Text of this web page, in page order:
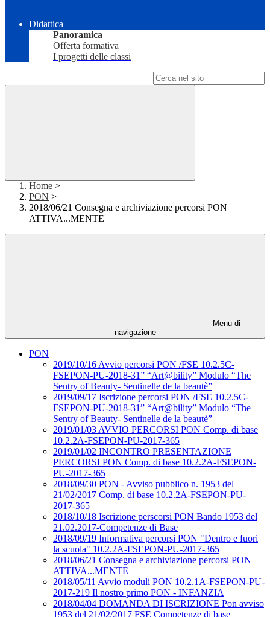
Didattica
Panoramica
Offerta formativa
I progetti delle classi
Home >
PON >
2018/06/21 Consegna e archiviazione percorsi PON
ATTIVA...MENTE
Menu di
navigazione
PON
2019/10/16 Avvio percorsi PON /FSE 10.2.5C-
FSEPON-PU-2018-31” “Art@bility” Modulo “The
Sentry of Beauty- Sentinelle de la beautè”
2019/09/17 Iscrizione percorsi PON /FSE 10.2.5C-
FSEPON-PU-2018-31” “Art@bility” Modulo “The
Sentry of Beauty- Sentinelle de la beautè”
2019/01/03 AVVIO PERCORSI PON Comp. di base
10.2.2A-FSEPON-PU-2017-365
2019/01/02 INCONTRO PRESENTAZIONE
PERCORSI PON Comp. di base 10.2.2A-FSEPON-
PU-2017-365
2018/09/30 PON - Avviso pubblico n. 1953 del
21/02/2017 Comp. di base 10.2.2A-FSEPON-PU-
2017-365
2018/10/18 Iscrizione perscorsi PON Bando 1953 del
21.02.2017-Competenze di Base
2018/09/19 Informativa percorsi PON "Dentro e fuori
la scuola" 10.2.2A-FSEPON-PU-2017-365
2018/06/21 Consegna e archiviazione percorsi PON
ATTIVA...MENTE
2018/05/11 Avvio moduli PON 10.2.1A-FSEPON-PU-
2017-219 Il nostro primo PON - INFANZIA
2018/04/04 DOMANDA DI ISCRIZIONE Pon avviso
1953 del 21/02/2017 FSE Competenze di base